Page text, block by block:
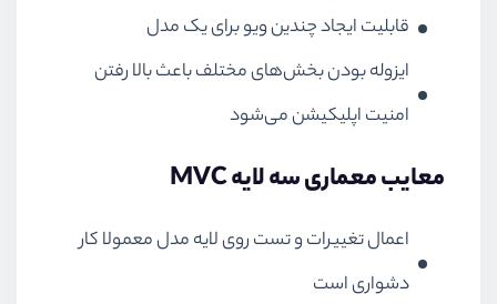
قابلیت ایجاد چندین ویو برای یک مدل
ایزوله بودن بخش‌های مختلف باعث بالا رفتن
امنیت اپلیکیشن می‌شود
معایب معماری سه لایه MVC
اعمال تغییرات و تست روی لایه مدل معمولا کار
دشواری است